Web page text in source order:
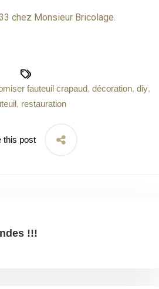
chez Monsieur Bricolage.
fauteuil crapaud, décoration, diy,
, restauration
this post
!!!